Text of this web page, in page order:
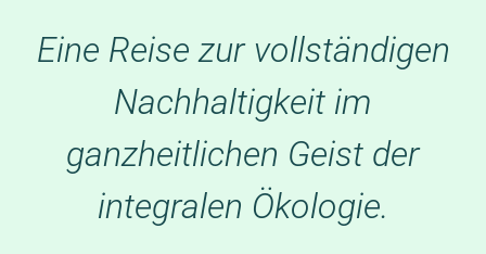
Eine Reise zur vollständigen
Nachhaltigkeit im
ganzheitlichen Geist der
integralen Ökologie.